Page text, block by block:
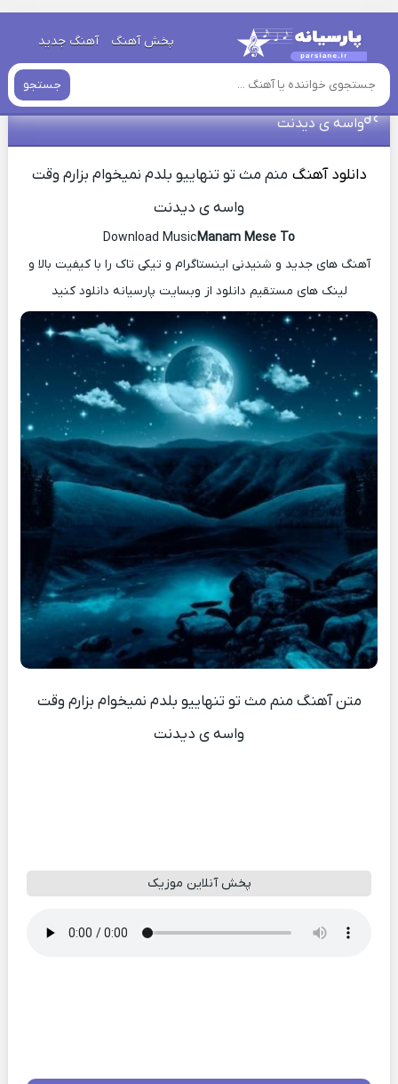
پخش آهنگ آهنگ جدید
جستجو
خانه » دانلود آهنگ جدید
نمیخوام بزارم وقت واسه ی دیدنت
دانلود آهنگ منم مث‌ تو تنهاییو بلدم نمیخوام بزارم وقت
واسه ی دیدنت
دانلود آهنگ منم مث‌ تو تنهاییو بلدم نمیخوام بزارم وقت
واسه ی دیدنت
Download MusicManam Mese To
آهنگ های جدید و شنیدنی اینستاگرام و تیکی تاک را با کیفیت بالا و
لینک های مستقیم دانلود از وبسایت پارسیانه دانلود کنید
متن آهنگ منم مث‌ تو تنهاییو بلدم نمیخوام بزارم وقت
واسه ی دیدنت
پخش آنلاین موزیک